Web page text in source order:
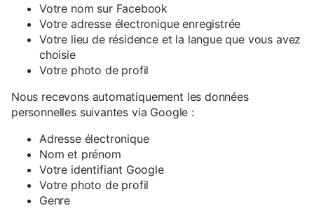
Votre nom sur Facebook
Votre adresse électronique enregistrée
Votre lieu de résidence et la langue que vous avez
choisie
Votre photo de profil
Nous recevons automatiquement les données
personnelles suivantes via Google :
Adresse électronique
Nom et prénom
Votre identifiant Google
Votre photo de profil
Genre